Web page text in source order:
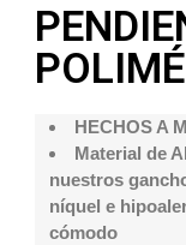
HECHOS A
Material de
nuestros
níquel e
cómodo